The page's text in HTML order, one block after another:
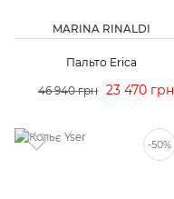
MARINA RINALDI
Пальто Erica
46 940 грн 23 470 грн
-50%